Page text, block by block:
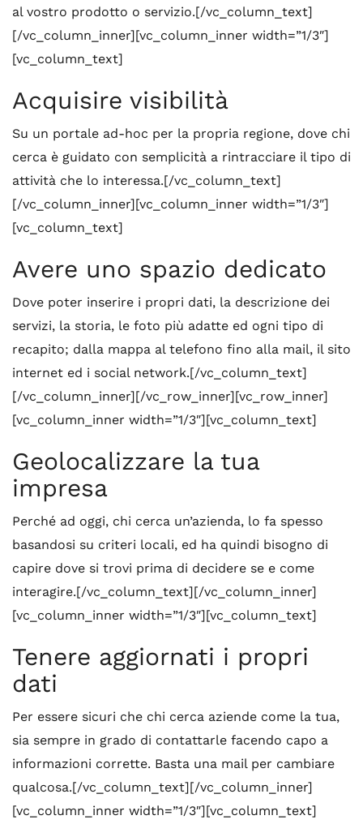
al vostro prodotto o servizio.[/vc_column_text]
[/vc_column_inner][vc_column_inner width=”1/3″]
[vc_column_text]
Acquisire visibilità
Su un portale ad-hoc per la propria regione, dove chi
cerca è guidato con semplicità a rintracciare il tipo di
attività che lo interessa.[/vc_column_text]
[/vc_column_inner][vc_column_inner width=”1/3″]
[vc_column_text]
Avere uno spazio dedicato
Dove poter inserire i propri dati, la descrizione dei
servizi, la storia, le foto più adatte ed ogni tipo di
recapito; dalla mappa al telefono fino alla mail, il sito
internet ed i social network.[/vc_column_text]
[/vc_column_inner][/vc_row_inner][vc_row_inner]
[vc_column_inner width=”1/3″][vc_column_text]
Geolocalizzare la tua
impresa
Perché ad oggi, chi cerca un’azienda, lo fa spesso
basandosi su criteri locali, ed ha quindi bisogno di
capire dove si trovi prima di decidere se e come
interagire.[/vc_column_text][/vc_column_inner]
[vc_column_inner width=”1/3″][vc_column_text]
Tenere aggiornati i propri
dati
Per essere sicuri che chi cerca aziende come la tua,
sia sempre in grado di contattarle facendo capo a
informazioni corrette. Basta una mail per cambiare
qualcosa.[/vc_column_text][/vc_column_inner]
[vc_column_inner width=”1/3″][vc_column_text]